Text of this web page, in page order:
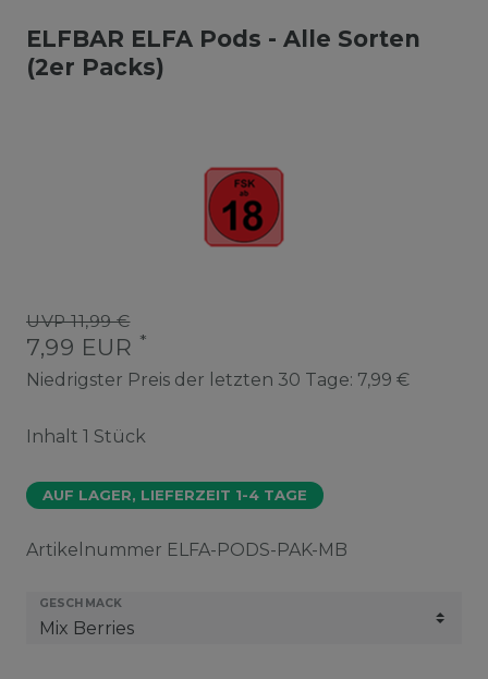
ELFBAR ELFA Pods - Alle Sorten
(2er Packs)
UVP 11,99 €
7,99 EUR *
Niedrigster Preis der letzten 30 Tage: 7,99 €
Inhalt 1 Stück
AUF LAGER, LIEFERZEIT 1-4 TAGE
Artikelnummer ELFA-PODS-PAK-MB
GESCHMACK